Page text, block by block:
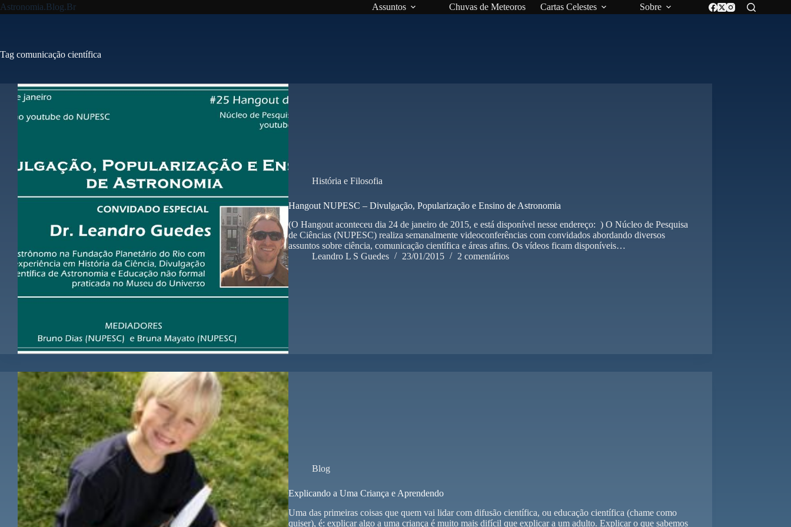
Pular
para
Astronomia.Blog.Br Assuntos Chuvas de Meteoros Cartas Celestes Sobre
Tag comunicação científica
História e Filosofia
Hangout NUPESC – Divulgação, Popularização e Ensino de Astronomia
(O Hangout aconteceu dia 24 de janeiro de 2015, e está disponível nesse endereço: ) O Núcleo de Pesquisa
de Ciências (NUPESC) realiza semanalmente videoconferências com convidados abordando diversos
assuntos sobre ciência, comunicação científica e áreas afins. Os vídeos ficam disponíveis…
Leandro L S Guedes
23/01/2015 2 comentários
Blog
Explicando a Uma Criança e Aprendendo
Uma das primeiras coisas que quem vai lidar com difusão científica, ou educação científica (chame como
quiser), é: explicar algo a uma criança é muito mais difícil que explicar a um adulto. Explicar o que sabemos